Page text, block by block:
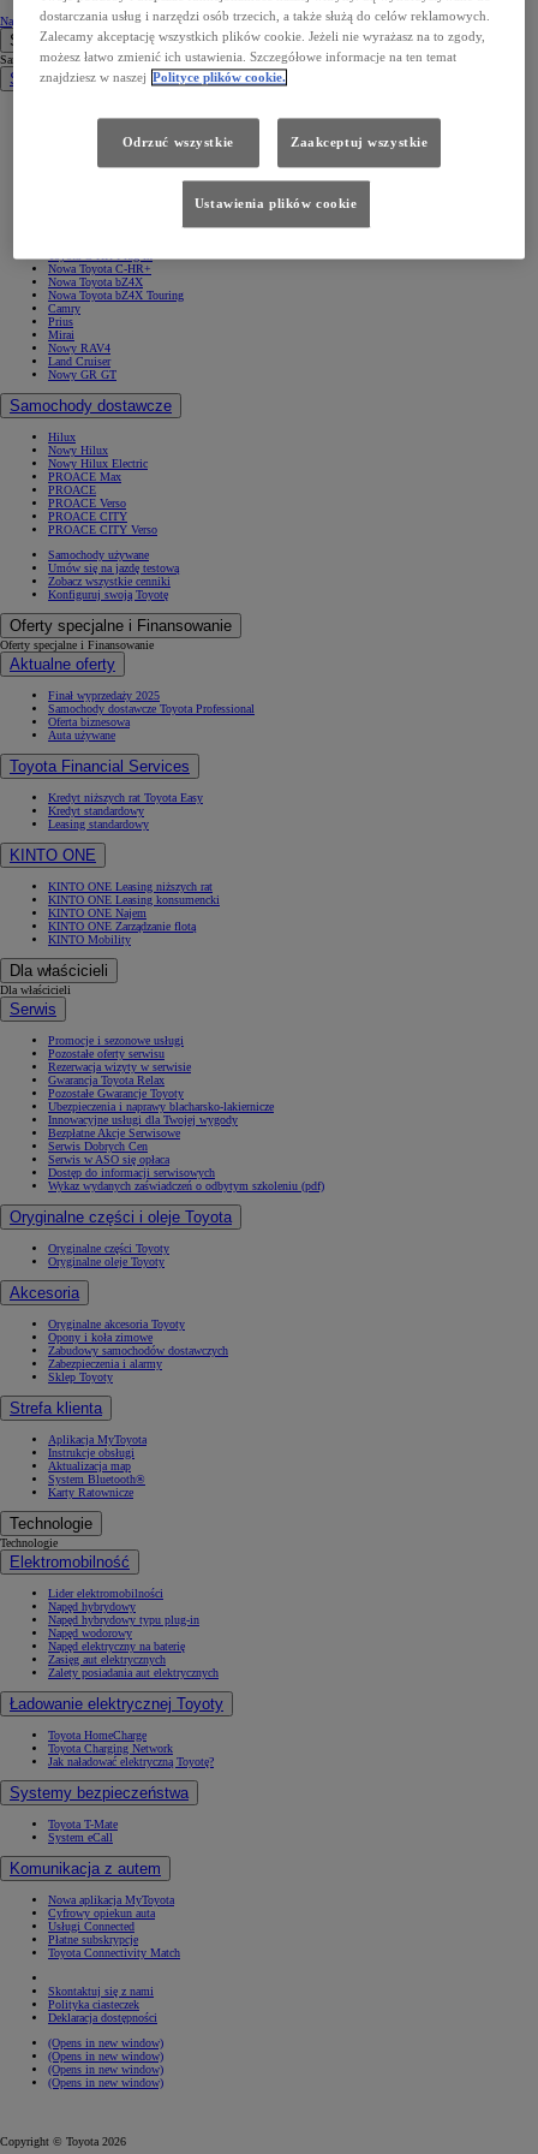
Napisz do nas
Samochody
Samochody
Samochody osobowe
Nowa Toyota C-HR+
Nowa Toyota bZ4X
Nowa Toyota bZ4X Touring
Camry
Prius
Mirai
Nowy RAV4
Land Cruiser
Nowy GR GT
Samochody dostawcze
Hilux
Nowy Hilux
Nowy Hilux Electric
PROACE Max
PROACE
PROACE Verso
PROACE CITY
PROACE CITY Verso
Samochody używane
Umów się na jazdę testową
Zobacz wszystkie cenniki
Konfiguruj swoją Toyotę
Oferty specjalne i Finansowanie
Oferty specjalne i Finansowanie
Aktualne oferty
Finał wyprzedaży 2025
Samochody dostawcze Toyota Professional
Oferta biznesowa
Auta używane
Toyota Financial Services
Kredyt niższych rat Toyota Easy
Kredyt standardowy
Leasing standardowy
KINTO ONE
KINTO ONE Leasing niższych rat
KINTO ONE Leasing konsumencki
KINTO ONE Najem
KINTO ONE Zarządzanie flotą
KINTO Mobility
Dla właścicieli
Dla właścicieli
Serwis
Promocje i sezonowe usługi
Pozostałe oferty serwisu
Rezerwacja wizyty w serwisie
Gwarancja Toyota Relax
Pozostałe Gwarancje Toyoty
Ubezpieczenia i naprawy blacharsko-lakiernicze
Innowacyjne usługi dla Twojej wygody
Bezpłatne Akcje Serwisowe
Serwis Dobrych Cen
Serwis w ASO się opłaca
Dostęp do informacji serwisowych
Wykaz wydanych zaświadczeń o odbytym szkoleniu (pdf)
Oryginalne części i oleje Toyota
Oryginalne części Toyoty
Oryginalne oleje Toyoty
Akcesoria
Oryginalne akcesoria Toyoty
Opony i koła zimowe
Zabudowy samochodów dostawczych
Zabezpieczenia i alarmy
Sklep Toyoty
Strefa klienta
Aplikacja MyToyota
Instrukcje obsługi
Aktualizacja map
System Bluetooth®
Karty Ratownicze
Technologie
Technologie
Elektromobilność
Lider elektromobilności
Napęd hybrydowy
Napęd hybrydowy typu plug-in
Napęd wodorowy
Napęd elektryczny na baterię
Zasięg aut elektrycznych
Zalety posiadania aut elektrycznych
Ładowanie elektrycznej Toyoty
Toyota HomeCharge
Toyota Charging Network
Jak naładować elektryczną Toyotę?
Systemy bezpieczeństwa
Toyota T-Mate
System eCall
Komunikacja z autem
Nowa aplikacja MyToyota
Cyfrowy opiekun auta
Usługi Connected
Płatne subskrypcje
Toyota Connectivity Match
Skontaktuj się z nami
Polityka ciasteczek
Deklaracja dostępności
(Opens in new window)
(Opens in new window)
(Opens in new window)
(Opens in new window)
Copyright © Toyota 2026
dostarczania usług i narzędzi osób trzecich, a także służą do celów reklamowych.
Zalecamy akceptację wszystkich plików cookie. Jeżeli nie wyrażasz na to zgody,
możesz łatwo zmienić ich ustawienia. Szczegółowe informacje na ten temat
znajdziesz w naszej Polityce plików cookie.
Odrzuć wszystkie Zaakceptuj wszystkie
Ustawienia plików cookie